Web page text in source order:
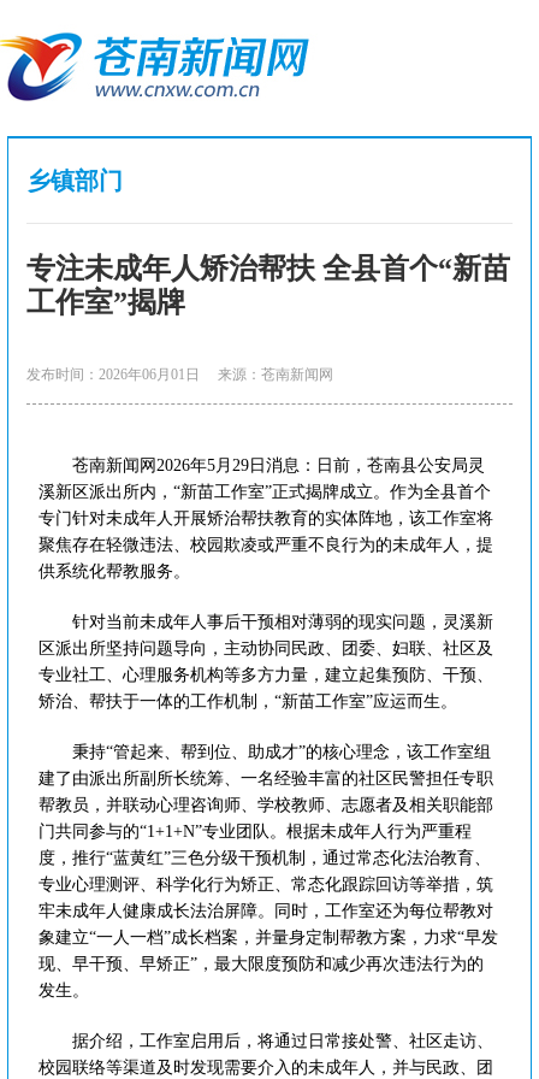
乡镇部门
专注未成年人矫治帮扶 全县首个“新苗
工作室”揭牌
发布时间：2026年06月01日 来源：苍南新闻网
苍南新闻网2026年5月29日消息：日前，苍南县公安局灵
溪新区派出所内，“新苗工作室”正式揭牌成立。作为全县首个
专门针对未成年人开展矫治帮扶教育的实体阵地，该工作室将
聚焦存在轻微违法、校园欺凌或严重不良行为的未成年人，提
供系统化帮教服务。
针对当前未成年人事后干预相对薄弱的现实问题，灵溪新
区派出所坚持问题导向，主动协同民政、团委、妇联、社区及
专业社工、心理服务机构等多方力量，建立起集预防、干预、
矫治、帮扶于一体的工作机制，“新苗工作室”应运而生。
秉持“管起来、帮到位、助成才”的核心理念，该工作室组
建了由派出所副所长统筹、一名经验丰富的社区民警担任专职
帮教员，并联动心理咨询师、学校教师、志愿者及相关职能部
门共同参与的“1+1+N”专业团队。根据未成年人行为严重程
度，推行“蓝黄红”三色分级干预机制，通过常态化法治教育、
专业心理测评、科学化行为矫正、常态化跟踪回访等举措，筑
牢未成年人健康成长法治屏障。同时，工作室还为每位帮教对
象建立“一人一档”成长档案，并量身定制帮教方案，力求“早发
现、早干预、早矫正”，最大限度预防和减少再次违法行为的
发生。
据介绍，工作室启用后，将通过日常接处警、社区走访、
校园联络等渠道及时发现需要介入的未成年人，并与民政、团